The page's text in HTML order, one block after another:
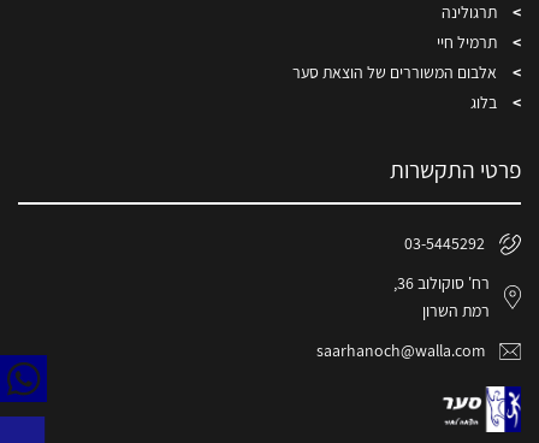
תרגולינה
תרמיל חיי
אלבום המשוררים של הוצאת סער
בלוג
פרטי התקשרות
03-5445292
רח' סוקולוב 36,
רמת השרון
saarhanoch@walla.com